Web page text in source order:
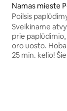
Namas mieste
Poilsis
vandens
Sveikiname
prie
oro uosto.
25 min. kelio!